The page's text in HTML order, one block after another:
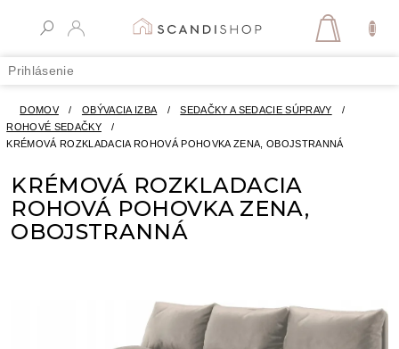
Prihlásenie
DOMOV / OBÝVACIA IZBA / SEDAČKY A SEDACIE SÚPRAVY
/
ROHOVÉ SEDAČKY
/
KRÉMOVÁ ROZKLADACIA ROHOVÁ POHOVKA ZENA, OBOJSTRANNÁ
KRÉMOVÁ ROZKLADACIA
ROHOVÁ POHOVKA ZENA,
OBOJSTRANNÁ